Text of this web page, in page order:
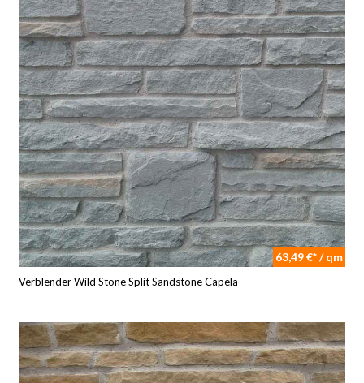
63,49 €* / qm
Verblender Wild Stone Split Sandstone Capela